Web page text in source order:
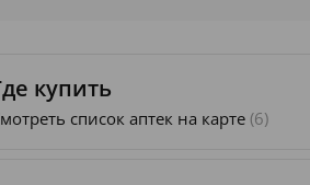
купить
список аптек на карте (6)